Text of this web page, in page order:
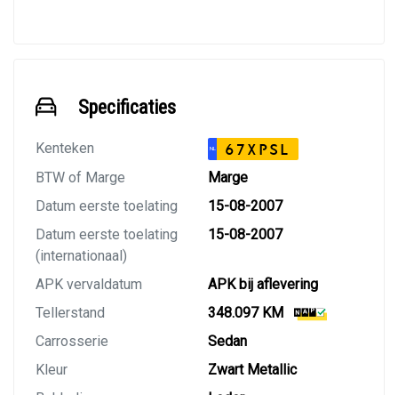
Specificaties
Kenteken NL 67XPSL
BTW of Marge
Marge
Datum eerste toelating
15-08-2007
Datum eerste toelating
(internationaal)
15-08-2007
APK vervaldatum
APK bij aflevering
Tellerstand
348.097 KM
Carrosserie
Sedan
Kleur
Zwart Metallic